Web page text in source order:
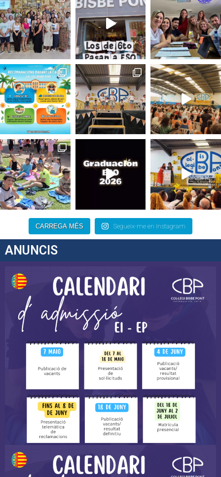
CARREGA MÉS Segueix-me en Instagram
ANUNCIS